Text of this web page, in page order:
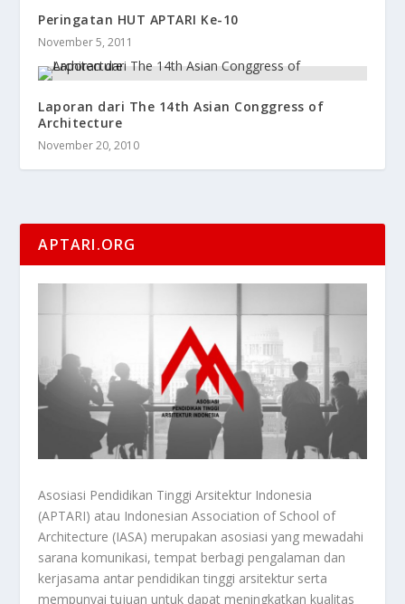
Peringatan HUT APTARI Ke-10
November 5, 2011
Laporan dari The 14th Asian Conggress of
Architecture
November 20, 2010
APTARI.ORG
Asosiasi Pendidikan Tinggi Arsitektur Indonesia
(APTARI) atau Indonesian Association of School of
Architecture (IASA) merupakan asosiasi yang mewadahi
sarana komunikasi, tempat berbagi pengalaman dan
kerjasama antar pendidikan tinggi arsitektur serta
mempunyai tujuan untuk dapat meningkatkan kualitas